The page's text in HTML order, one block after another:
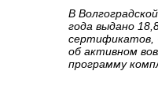
В
года выдано
сертификатов,
об активном
программу